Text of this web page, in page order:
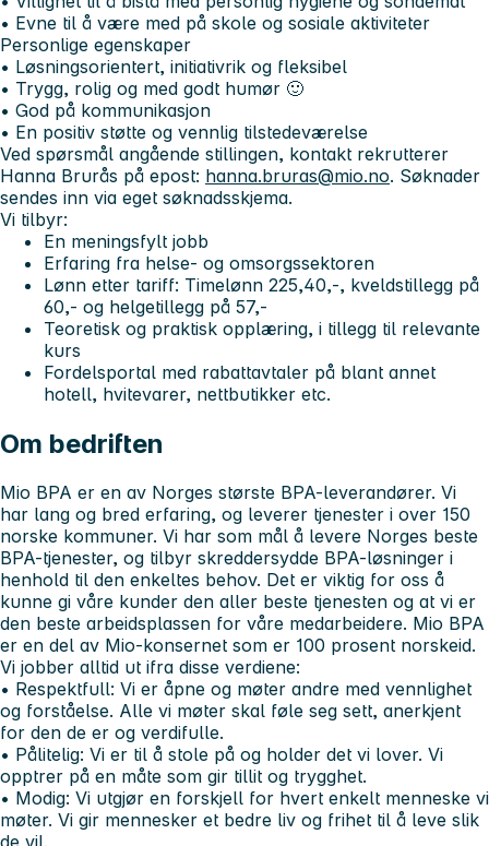
• Evne til å være med på skole og sosiale aktiviteter
Personlige egenskaper
• Løsningsorientert, initiativrik og fleksibel
• Trygg, rolig og med godt humør 🙂
• God på kommunikasjon
• En positiv støtte og vennlig tilstedeværelse
Ved spørsmål angående stillingen, kontakt rekrutterer
Hanna Brurås på epost: hanna.bruras@mio.no. Søknader
sendes inn via eget søknadsskjema.
Vi tilbyr:
En meningsfylt jobb
Erfaring fra helse- og omsorgssektoren
Lønn etter tariff: Timelønn 225,40,-, kveldstillegg på
60,- og helgetillegg på 57,-
Teoretisk og praktisk opplæring, i tillegg til relevante
kurs
Fordelsportal med rabattavtaler på blant annet
hotell, hvitevarer, nettbutikker etc.
Om bedriften
Mio BPA er en av Norges største BPA-leverandører. Vi
har lang og bred erfaring, og leverer tjenester i over 150
norske kommuner. Vi har som mål å levere Norges beste
BPA-tjenester, og tilbyr skreddersydde BPA-løsninger i
henhold til den enkeltes behov. Det er viktig for oss å
kunne gi våre kunder den aller beste tjenesten og at vi er
den beste arbeidsplassen for våre medarbeidere. Mio BPA
er en del av Mio-konsernet som er 100 prosent norskeid.
Vi jobber alltid ut ifra disse verdiene:
• Respektfull: Vi er åpne og møter andre med vennlighet
og forståelse. Alle vi møter skal føle seg sett, anerkjent
for den de er og verdifulle.
• Pålitelig: Vi er til å stole på og holder det vi lover. Vi
opptrer på en måte som gir tillit og trygghet.
• Modig: Vi utgjør en forskjell for hvert enkelt menneske vi
møter. Vi gir mennesker et bedre liv og frihet til å leve slik